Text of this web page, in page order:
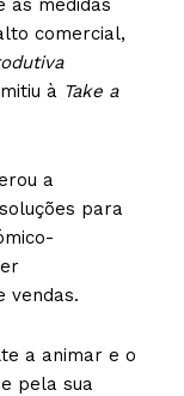
comercial,
à Take a
a
para
vendas.
a animar e o
pela sua